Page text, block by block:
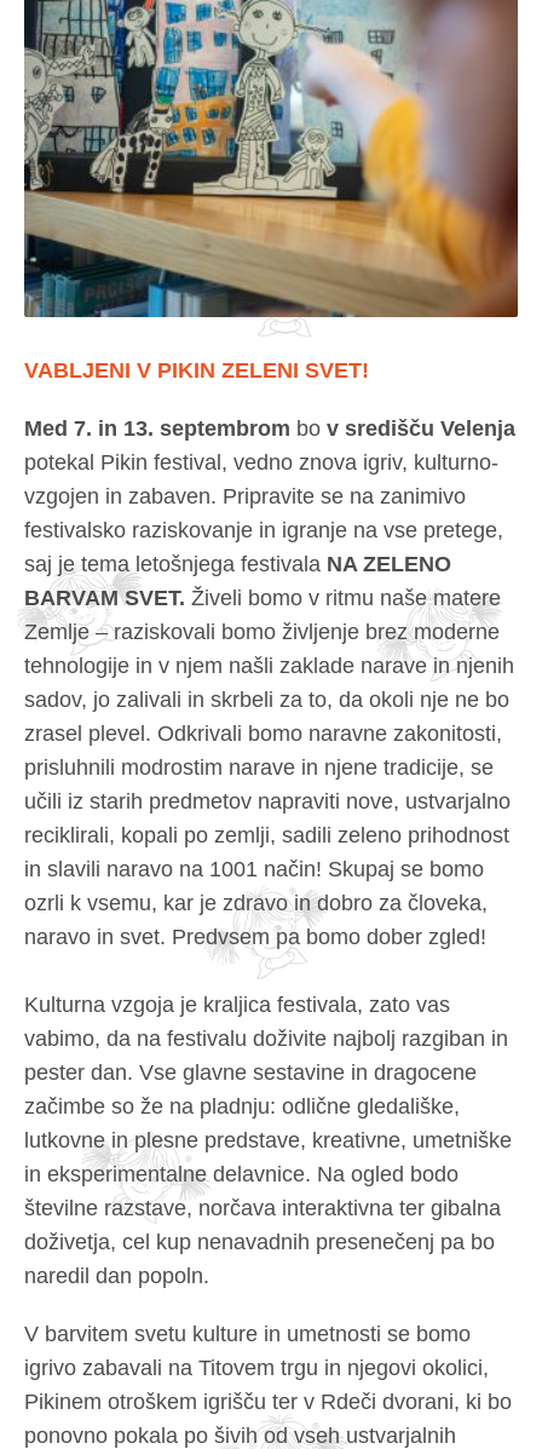
VABLJENI V PIKIN ZELENI SVET!
Med 7. in 13. septembrom bo v središču Velenja
potekal Pikin festival, vedno znova igriv, kulturno-
vzgojen in zabaven. Pripravite se na zanimivo
festivalsko raziskovanje in igranje na vse pretege,
saj je tema letošnjega festivala NA ZELENO
BARVAM SVET. Živeli bomo v ritmu naše matere
Zemlje – raziskovali bomo življenje brez moderne
tehnologije in v njem našli zaklade narave in njenih
sadov, jo zalivali in skrbeli za to, da okoli nje ne bo
zrasel plevel. Odkrivali bomo naravne zakonitosti,
prisluhnili modrostim narave in njene tradicije, se
učili iz starih predmetov napraviti nove, ustvarjalno
reciklirali, kopali po zemlji, sadili zeleno prihodnost
in slavili naravo na 1001 način! Skupaj se bomo
ozrli k vsemu, kar je zdravo in dobro za človeka,
naravo in svet. Predvsem pa bomo dober zgled!
Kulturna vzgoja je kraljica festivala, zato vas
vabimo, da na festivalu doživite najbolj razgiban in
pester dan. Vse glavne sestavine in dragocene
začimbe so že na pladnju: odlične gledališke,
lutkovne in plesne predstave, kreativne, umetniške
in eksperimentalne delavnice. Na ogled bodo
številne razstave, norčava interaktivna ter gibalna
doživetja, cel kup nenavadnih presenečenj pa bo
naredil dan popoln.
V barvitem svetu kulture in umetnosti se bomo
igrivo zabavali na Titovem trgu in njegovi okolici,
Pikinem otroškem igrišču ter v Rdeči dvorani, ki bo
ponovno pokala po šivih od vseh ustvarjalnih